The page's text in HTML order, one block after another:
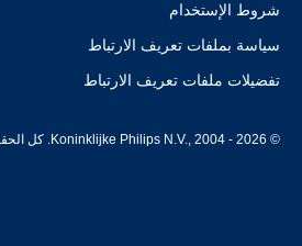
شروط الإستخدام
سياسة بملفات تعريف الارتباط
تفضيلات ملفات تعريف الارتباط
© Koninklijke Philips N.V., 2004 - 2026. كل الحقوق محفوظة.